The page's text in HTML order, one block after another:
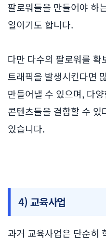
팔로워들을 만들어야 하
일이기도 합니다.
다만 다수의 팔로워를
트래픽을 발생시킨다면
만들어낼 수 있으며, 다
콘텐츠들을 결합할 수 있
있습니다.
4) 교육사업
과거 교육사업은 단순히